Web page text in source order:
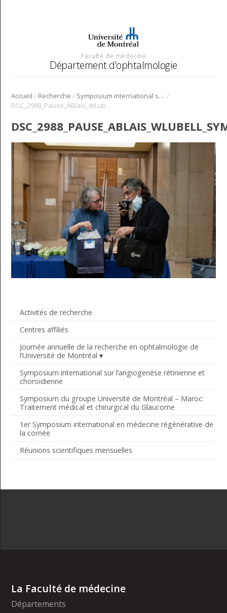
Faculté de médecine
Département d'ophtalmologie
Accueil / Recherche / Symposium international sur l’angiogenèse rétinienne et choroïdienne /
DSC_2988_Pause_ABlais_WLubell_Symposium_Angio_2022
Activités de recherche
Centres affiliés
Journée annuelle de la recherche en ophtalmologie de
l’Université de Montréal
Symposium international sur l’angiogenèse rétinienne et
choroïdienne
Symposium du groupe Université de Montréal – Maroc:
Traitement médical et chirurgical du Glaucome
1er Symposium international en médecine régénérative de
la cornée
Réunions scientifiques mensuelles
La Faculté de médecine
Départements